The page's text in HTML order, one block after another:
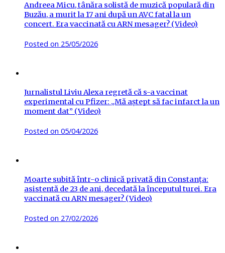
Andreea Micu, tânăra solistă de muzică populară din
Buzău, a murit la 17 ani după un AVC fatal la un
concert. Era vaccinată cu ARN mesager? (Video)
Posted on 25/05/2026
Jurnalistul Liviu Alexa regretă că s-a vaccinat
experimental cu Pfizer: „Mă aștept să fac infarct la un
moment dat” (Video)
Posted on 05/04/2026
Moarte subită într-o clinică privată din Constanța:
asistentă de 23 de ani, decedată la începutul turei. Era
vaccinată cu ARN mesager? (Video)
Posted on 27/02/2026